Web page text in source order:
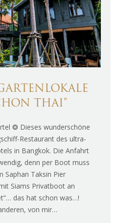
THAI”
❂ Dieses wunderschöne
Restaurant des ultra-
in Bangkok. Die Anfahrt
denn per Boot muss
Saphan Taksin Pier
Siams Privatboot an
das hat schon was…!
von mir…